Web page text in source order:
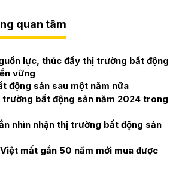
quan tâm
lực, thúc đẩy thị trường bất động
vững
động sản sau một năm nữa
trường bất động sản năm 2024 trong
nhìn nhận thị trường bất động sản
mất gần 50 năm mới mua được